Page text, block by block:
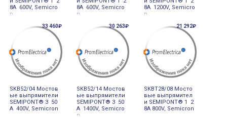
8A 600V, Semicro
n
8A 600V, Semicro
n
8A 1200V, Semicro
n
33 460₽
SKB52/04 Мостов
ые выпрямители
SEMIPONT® 3 50
A 400V, Semicron
30 263₽
SKB52/14 Мостов
ые выпрямители
SEMIPONT® 3 50
A 1400V, Semicro
n
21 292₽
SKBT28/08 Мосто
вые выпрямител
и SEMIPONT® 1 2
8A 800V, Semicron